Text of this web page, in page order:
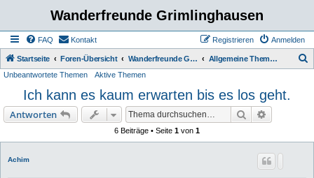
Wanderfreunde Grimlinghausen
FAQ Kontakt Anmelden
Registrieren
Startseite Foren-Übersicht Wanderfreunde Grimmlinghausen Allgemeine Themen / Diskussionen
Unbeantwortete Themen Aktive Themen
Ich kann es kaum erwarten bis es los geht.
Antworten Suche
6 Beiträge • Seite 1 von 1
Achim